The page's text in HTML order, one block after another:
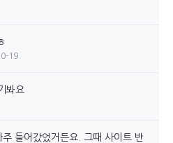
19
봐요
들어갔었거든요. 그때 사이트 반